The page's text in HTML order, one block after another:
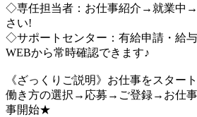
◇専任担当者：お仕事紹介→就業中→
さい!
◇サポートセンター：有給申請・給
WEBから常時確認できます♪
《ざっくりご説明》お仕事をスター
働き方の選択→応募→ご登録→お仕
事開始★